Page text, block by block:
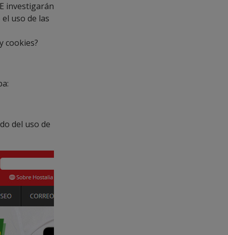
investigarán
uso de las
cookies?
del uso de